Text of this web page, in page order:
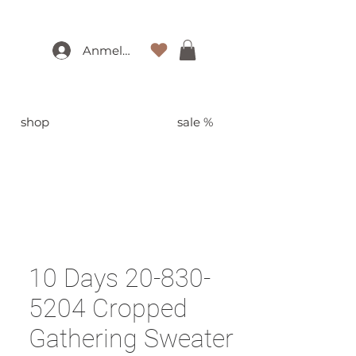
Anmelden
shop sale %
10 Days 20-830-
5204 Cropped
Gathering Sweater